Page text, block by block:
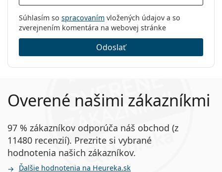
Hmotnosť:
50 g
Ostatné
Kategória:
Jednodenné
Tórické šošovky
Kontaktné šošovky
Súhlasím so spracovaním vložených údajov a so
zverejnením komentára na webovej stránke
Odoslať
Overené našimi zákazníkmi
97 % zákazníkov odporúča náš obchod (z
11480 recenzií). Prezrite si vybrané
hodnotenia našich zákazníkov.
Ďalšie hodnotenia na Heureka.sk